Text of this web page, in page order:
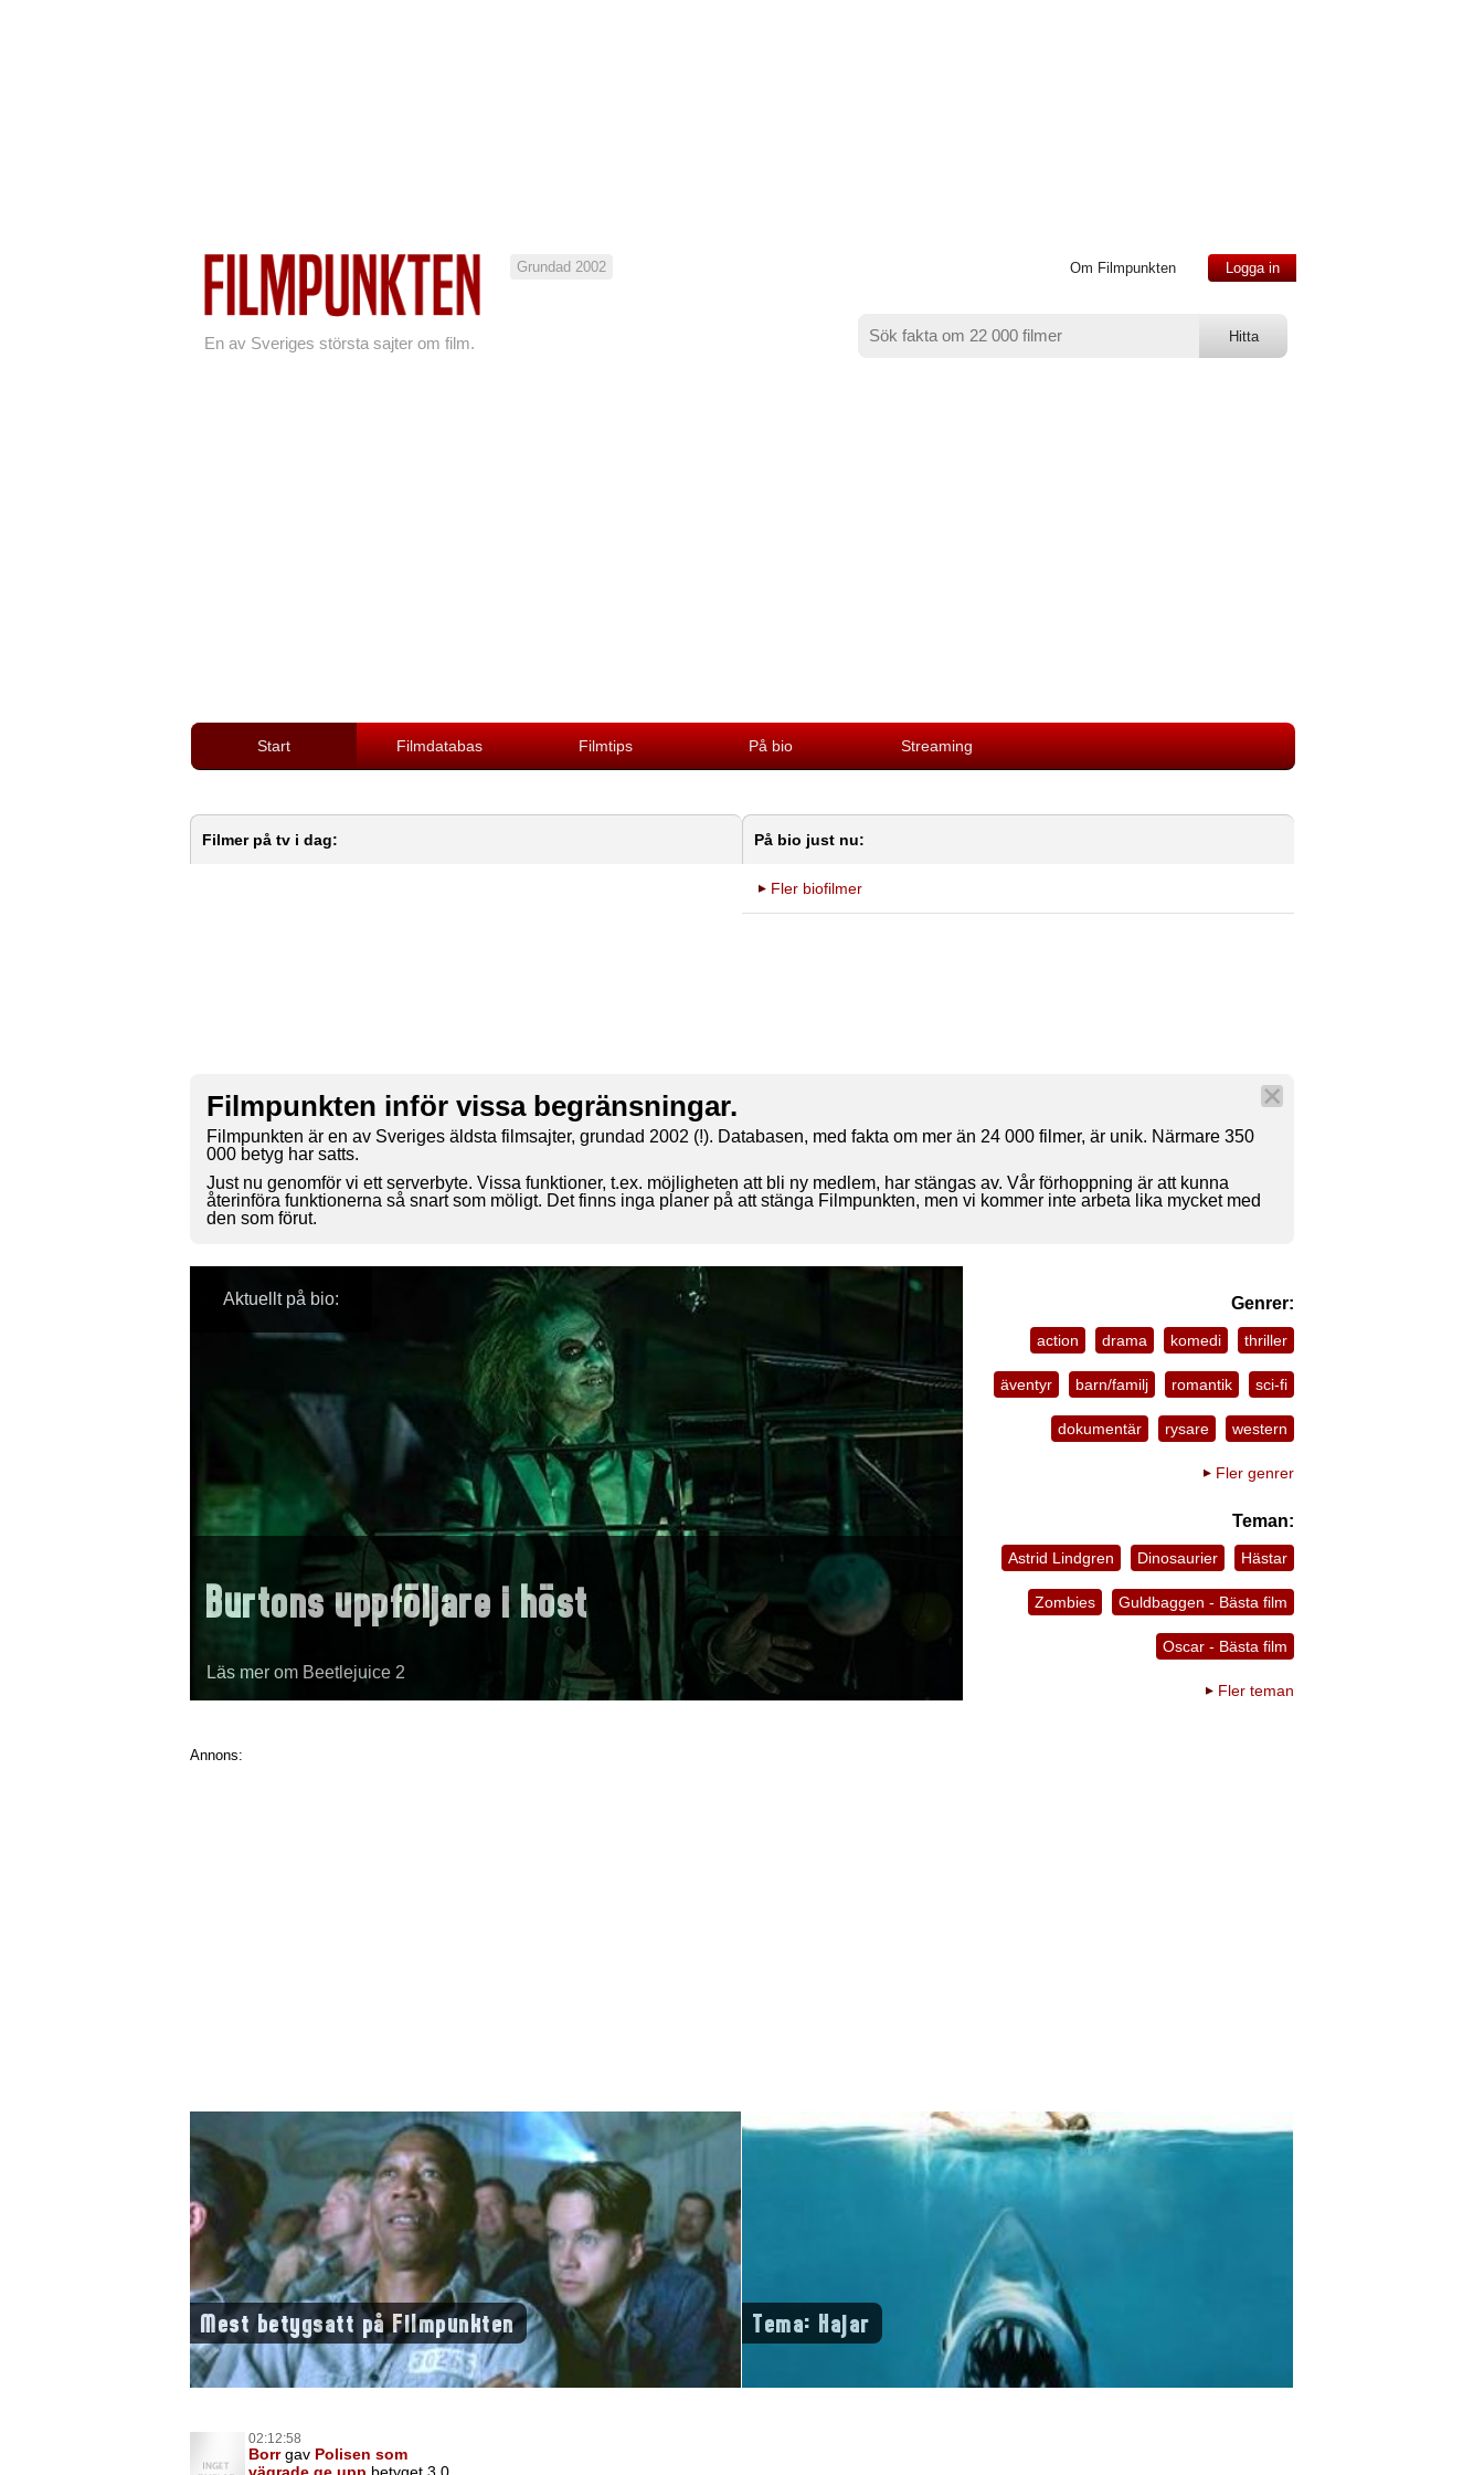
En av Sveriges största sajter om film.
Grundad 2002 Om Filmpunkten Logga in
Start Filmdatabas Filmtips På bio Streaming
Filmer på tv i dag: På bio just nu:
Fler biofilmer
Filmpunkten inför vissa begränsningar.
Filmpunkten är en av Sveriges äldsta filmsajter, grundad 2002 (!). Databasen, med fakta om mer än 24 000 filmer, är unik. Närmare 350
000 betyg har satts.
Just nu genomför vi ett serverbyte. Vissa funktioner, t.ex. möjligheten att bli ny medlem, har stängas av. Vår förhoppning är att kunna
återinföra funktionerna så snart som möligt. Det finns inga planer på att stänga Filmpunkten, men vi kommer inte arbeta lika mycket med
den som förut.
Aktuellt på bio:
Burtons uppföljare i höst
Läs mer om Beetlejuice 2
Genrer:
action drama komedi thriller
äventyr barn/familj romantik sci-fi
dokumentär rysare western
Fler genrer
Teman:
Astrid Lindgren Dinosaurier Hästar
Zombies Guldbaggen - Bästa film
Oscar - Bästa film
Fler teman
Annons:
Mest betygsatt på Filmpunkten Tema: Hajar
02:12:58
Borrgav Polisen som
vägrade ge upp betyget 3,0